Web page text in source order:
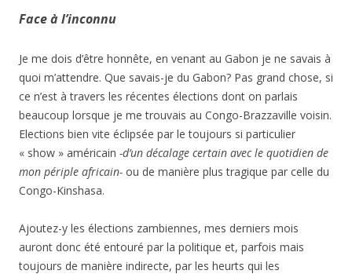
Face à l’inconnu
Je me dois d’être honnête, en venant au Gabon je ne savais à
quoi m’attendre. Que savais-je du Gabon? Pas grand chose, si
ce n’est à travers les récentes élections dont on parlais
beaucoup lorsque je me trouvais au Congo-Brazzaville voisin.
Elections bien vite éclipsée par le toujours si particulier
« show » américain -d’un décalage certain avec le quotidien de
mon périple africain- ou de manière plus tragique par celle du
Congo-Kinshasa.
Ajoutez-y les élections zambiennes, mes derniers mois
auront donc été entouré par la politique et, parfois mais
toujours de manière indirecte, par les heurts qui les